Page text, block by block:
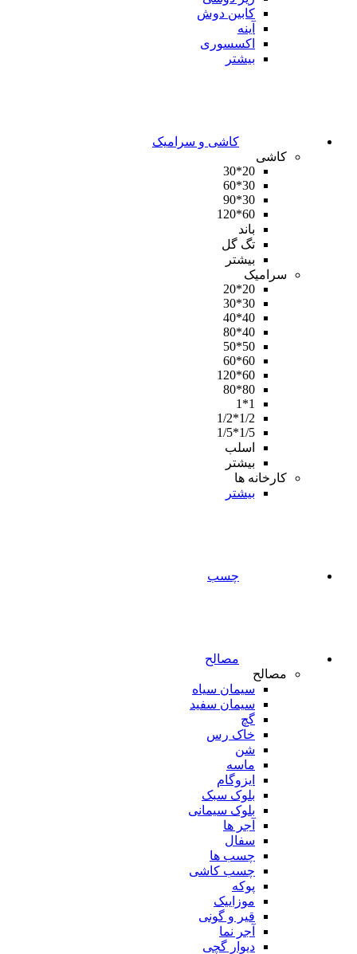
کابین دوش
آینه
اکسسوری
بیشتر
کاشی و سرامیک
کاشی
20*30
30*60
30*90
60*120
باند
تگ گل
بیشتر
سرامیک
20*20
30*30
40*40
40*80
50*50
60*60
60*120
80*80
1*1
1/2*1/2
1/5*1/5
اسلب
بیشتر
کارخانه ها
بیشتر
چسب
مصالح
مصالح
سیمان سیاه
سیمان سفید
گچ
خاک رس
شن
ماسه
ایزوگام
بلوک سبک
بلوک سیمانی
آجر ها
سفال
چسب ها
چسب کاشی
پوکه
موزاییک
قیر و گونی
آجر نما
دیوار گچی